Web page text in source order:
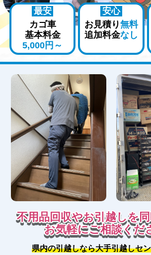
最安
カゴ車
基本料金
5,000円～
安心
お見積り無料
追加料金なし
不用品回収やお引越しを同
お気軽にご相談くだ
県内の引越しなら大手引越しセ